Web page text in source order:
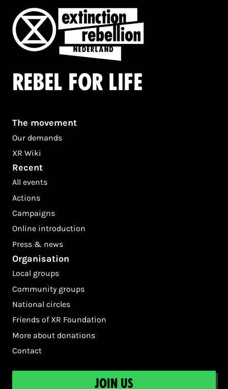
Rebel for life
The movement
Our demands
XR Wiki
Recent
All events
Actions
Campaigns
Online introduction
Press & news
Organisation
Local groups
Community groups
National circles
Friends of XR Foundation
More about donations
Contact
Join us